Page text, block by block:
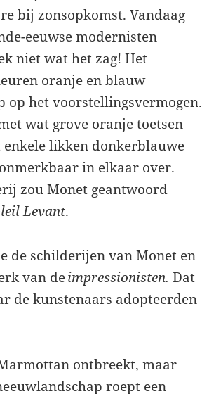
bij zonsopkomst. Vandaag
eeuwse modernisten
niet wat het zag! Het
oranje en blauw
op het voorstellingsvermogen.
wat grove oranje toetsen
likken donkerblauwe
in elkaar over.
zou Monet geantwoord
Levant.
de schilderijen van Monet en
van deimpressionisten. Dat
de kunstenaars adopteerden
ontbreekt, maar
roept een